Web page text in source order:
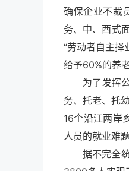
确保企业不裁
务、中、西式
“劳动者自主择
给予60%的养
为了发挥
务、托老、托
16个沿江两岸
人员的就业难题
据不完全